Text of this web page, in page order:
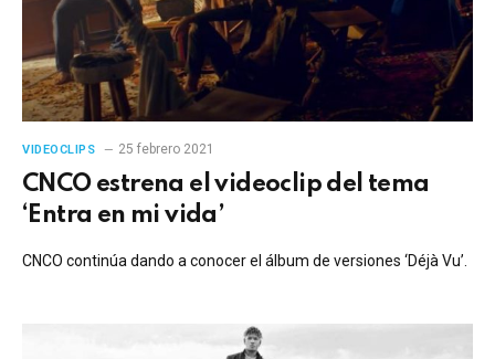
VIDEOCLIPS 25 febrero 2021
CNCO estrena el videoclip del tema
‘Entra en mi vida’
CNCO continúa dando a conocer el álbum de versiones ‘Déjà Vu’.